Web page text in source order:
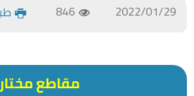
2022/01/29
846
مقاطع